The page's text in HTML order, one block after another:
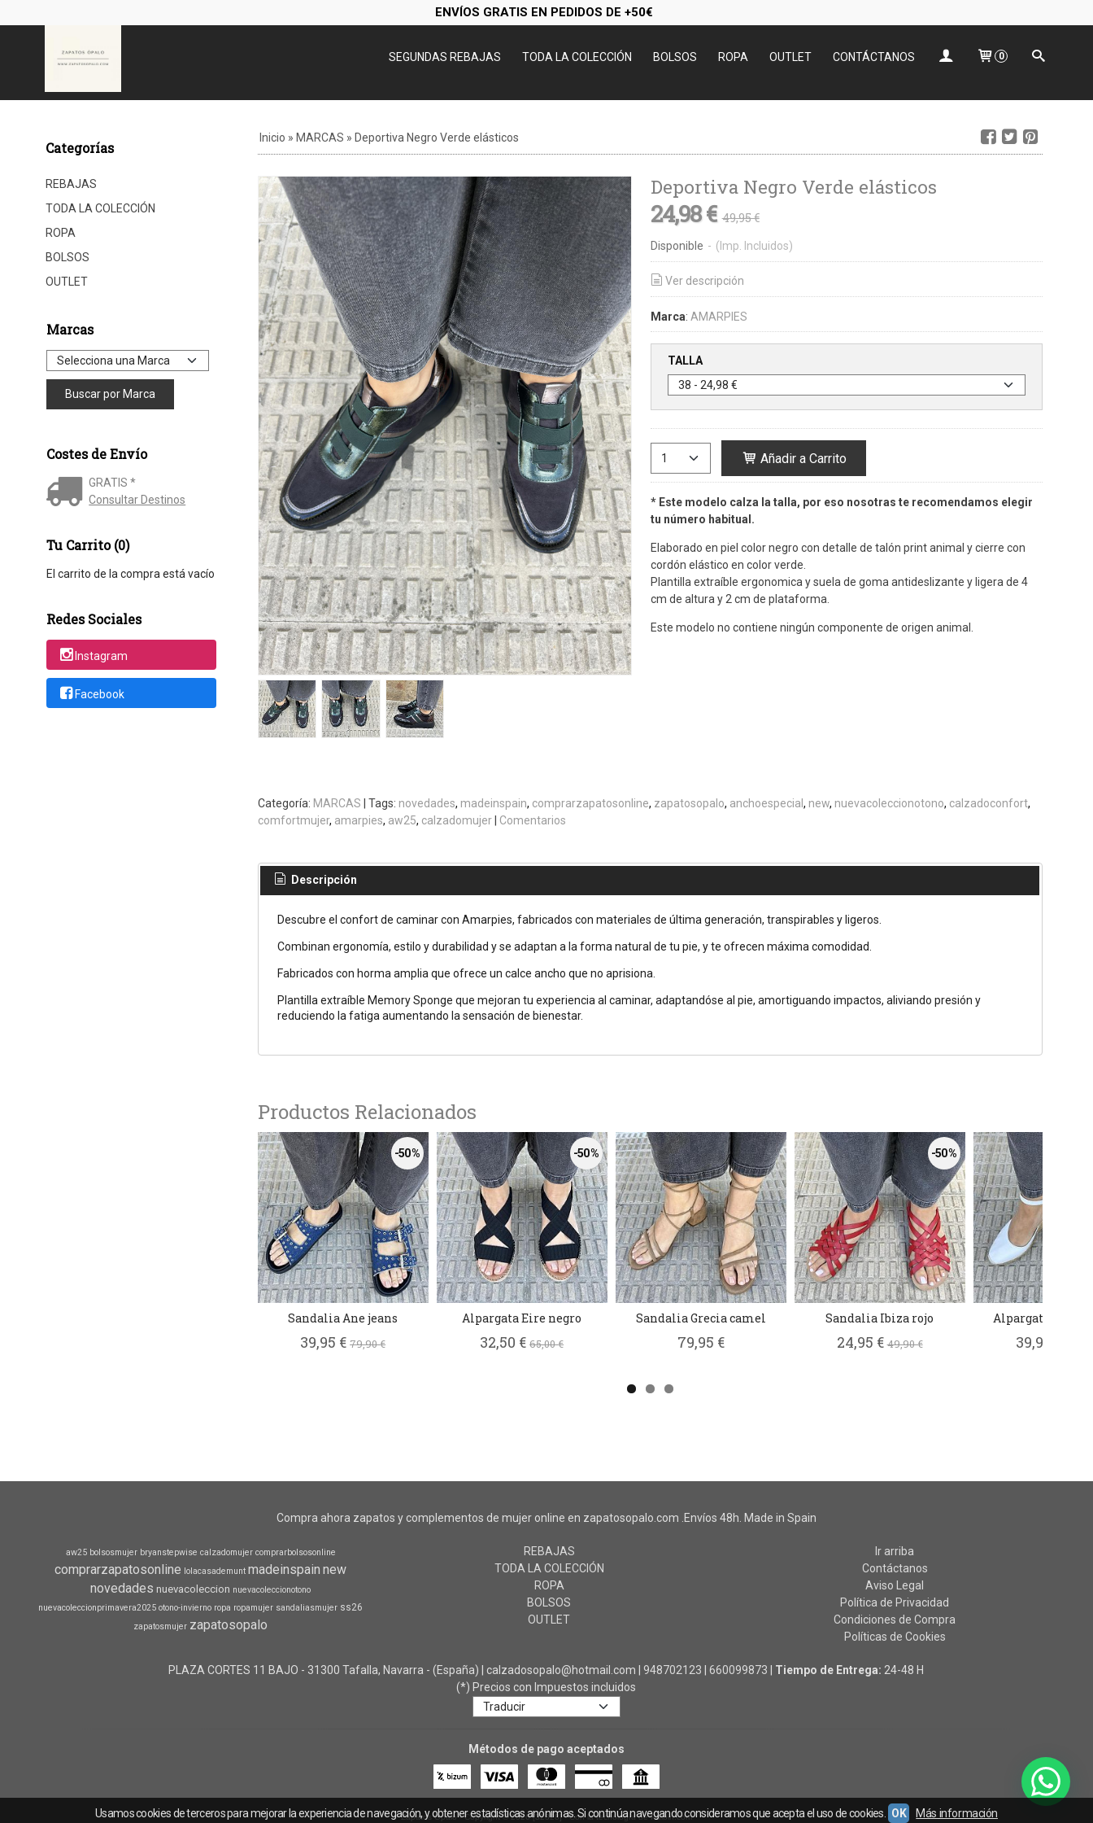
ENVÍOS GRATIS EN PEDIDOS DE +50€
SEGUNDAS REBAJAS TODA LA COLECCIÓN BOLSOS ROPA OUTLET CONTÁCTANOS 0
Categorías
REBAJAS
TODA LA COLECCIÓN
ROPA
BOLSOS
OUTLET
Marcas
Costes de Envío
GRATIS *
Consultar Destinos
Tu Carrito (0)
El carrito de la compra está vacío
Redes Sociales
Instagram
Facebook
Inicio » MARCAS » Deportiva Negro Verde elásticos
Deportiva Negro Verde elásticos
24,98 € 49,95 €
Disponible - (Imp. Incluidos)
Ver descripción
Marca: AMARPIES
TALLA
Añadir a Carrito
* Este modelo calza la talla, por eso nosotras te recomendamos elegir
tu número habitual.
Elaborado en piel color negro con detalle de talón print animal y cierre con
cordón elástico en color verde.
Plantilla extraíble ergonomica y suela de goma antideslizante y ligera de 4
cm de altura y 2 cm de plataforma.
Este modelo no contiene ningún componente de origen animal.
Categoría: MARCAS Tags: novedades madeinspain comprarzapatosonline zapatosopalo anchoespecial new nuevacoleccionotono calzadoconfort
comfortmujer amarpies aw25 calzadomujer Comentarios
Descripción
Descubre el confort de caminar con Amarpies, fabricados con materiales de última generación, transpirables y ligeros.
Combinan ergonomía, estilo y durabilidad y se adaptan a la forma natural de tu pie, y te ofrecen máxima comodidad.
Fabricados con horma amplia que ofrece un calce ancho que no aprisiona.
Plantilla extraíble Memory Sponge que mejoran tu experiencia al caminar, adaptandóse al pie, amortiguando impactos, aliviando presión y
reduciendo la fatiga aumentando la sensación de bienestar.
Productos Relacionados
-50 %
Sandalia Ane jeans
39,95 €79,90 €
-50 %
Alpargata Eire negro
32,50 €65,00 €
Sandalia Grecia camel
79,95 €
-50 %
Sandalia Ibiza rojo
24,95 €49,90 €
Alpargata Costa
39,98 €
Compra ahora zapatos y complementos de mujer online en zapatosopalo.com .Envíos 48h. Made in Spain
aw25 bolsosmujer bryanstepwise calzadomujer comprarbolsosonline
comprarzapatosonline lolacasademunt madeinspain new
novedades nuevacoleccion nuevacoleccionotono
nuevacoleccionprimavera2025 otono-invierno ropa ropamujer sandaliasmujer ss26
zapatosmujer zapatosopalo
REBAJAS
TODA LA COLECCIÓN
ROPA
BOLSOS
OUTLET
Ir arriba
Contáctanos
Aviso Legal
Política de Privacidad
Condiciones de Compra
Políticas de Cookies
PLAZA CORTES 11 BAJO - 31300 Tafalla, Navarra - (España) | calzadosopalo@hotmail.com |948702123 |660099873 Tiempo de Entrega: 24-48 H
(*) Precios con Impuestos incluidos
Métodos de pago aceptados
Zapatos Ópalo- Copyright © 2026 [32328] - Con la tecnología de Palbin.com
Usamos cookies de terceros para mejorar la experiencia de navegación, y obtener estadísticas anónimas. Si continúa navegando consideramos que acepta el uso de cookies. OK Más información